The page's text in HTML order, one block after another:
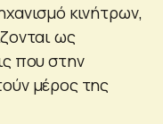
κινήτρων,
ως
που στην
μέρος της